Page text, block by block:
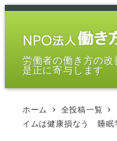
メ
労働者の働き方の
是正に寄与します
ホーム 全投稿一覧
イムは健康損なう 睡眠